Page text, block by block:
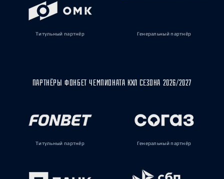
Титульный партнёр Генеральный партнёр
ПАРТНЁРЫ ФОНБЕТ ЧЕМПИОНАТА КХЛ СЕЗОНА 2026/2027
Титульный партнёр Генеральный партнёр